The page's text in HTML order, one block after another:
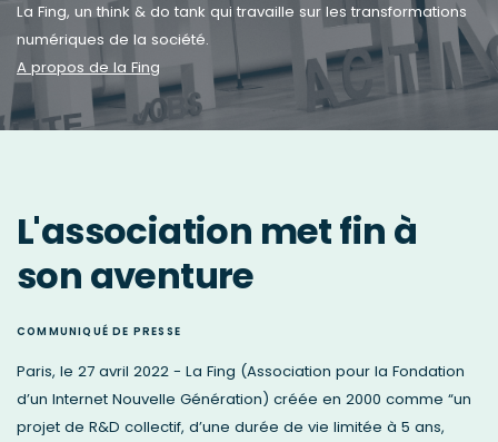
La Fing, un think & do tank qui travaille sur les transformations
numériques de la société.
A propos de la Fing
L'association met fin à
son aventure
COMMUNIQUÉ DE PRESSE
Paris, le 27 avril 2022 - La Fing (Association pour la Fondation
d’un Internet Nouvelle Génération) créée en 2000 comme “un
projet de R&D collectif, d’une durée de vie limitée à 5 ans,